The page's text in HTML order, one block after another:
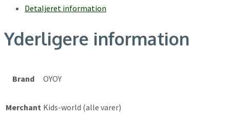
Detaljeret information
Yderligere information
Brand OYOY
Merchant Kids-world (alle varer)